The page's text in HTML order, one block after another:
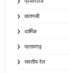
वाराणसी
धार्मिक
प्रतापगढ़
भारतीय रेल